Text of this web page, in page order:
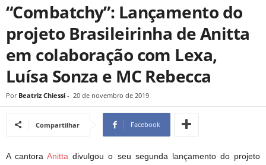
“Combatchy”: Lançamento do
projeto Brasileirinha de Anitta
em colaboração com Lexa,
Luísa Sonza e MC Rebecca
Por Beatriz Chiessi - 20 de novembro de 2019
Compartilhar Facebook
A cantoraAnitta divulgou o seu segunda lançamento do projeto